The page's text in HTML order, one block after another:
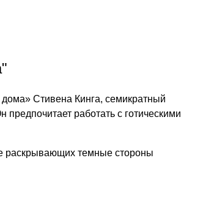
Стивена Кинга, семикратный
работать с готическими
раскрывающих темные стороны